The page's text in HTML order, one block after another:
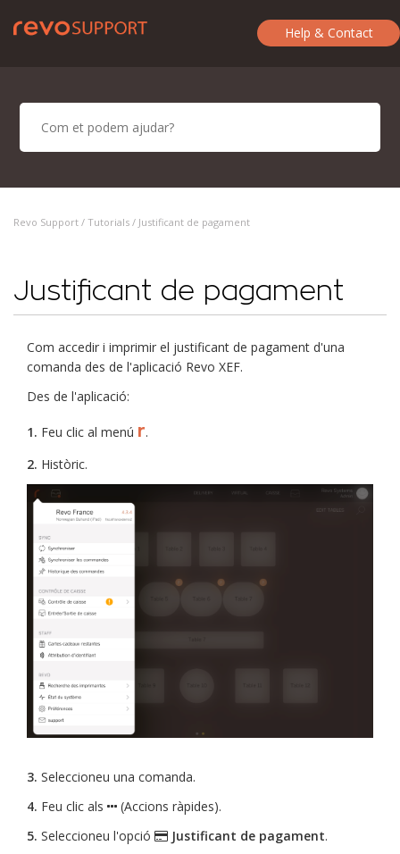
Help & Contact
Revo Support / Tutorials / Justificant de pagament
Justificant de pagament
Com accedir i imprimir el justificant de pagament d'una
comanda des de l'aplicació Revo XEF.
Des de l'aplicació:
1. Feu clic al menú r.
2. Històric.
3. Seleccioneu una comanda.
4. Feu clic als
(Accions ràpides).
5. Seleccioneu l'opció Justificant de pagament.